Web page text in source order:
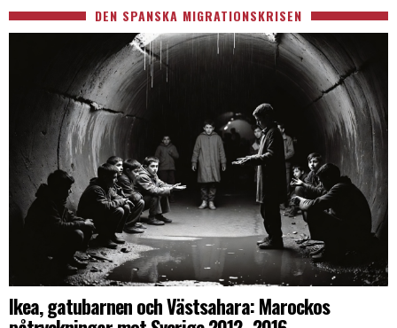
DEN SPANSKA MIGRATIONSKRISEN
Ikea, gatubarnen och Västsahara: Marockos